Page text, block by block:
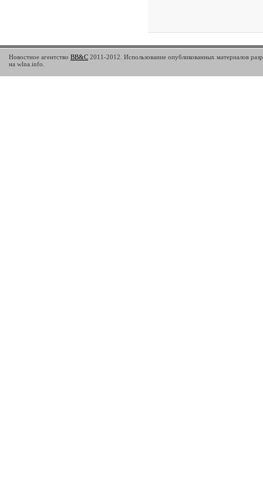
Новостное агентство BB&C 2011-2012. Использование опубликованных материалов
на wlna.info.